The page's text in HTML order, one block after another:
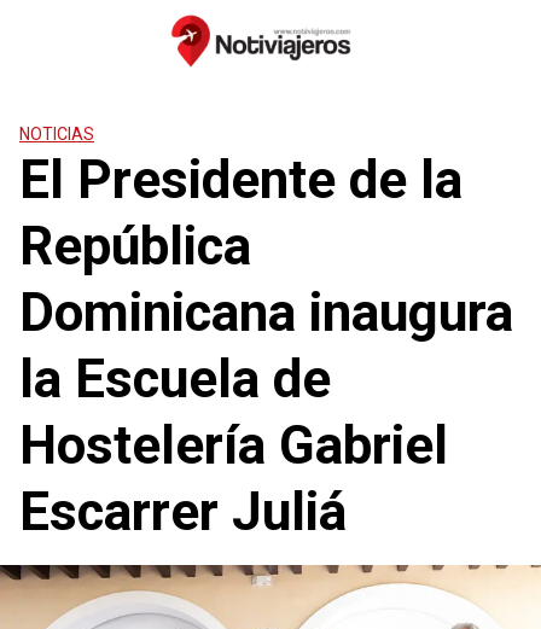
NOTICIAS
El Presidente de la
República
Dominicana inaugura
la Escuela de
Hostelería Gabriel
Escarrer Juliá